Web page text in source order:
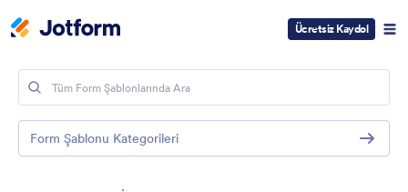
Ücretsiz Kaydol
Form Şablonu Kategorileri